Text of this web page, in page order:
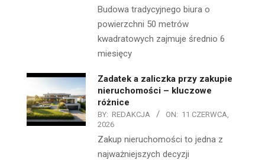
Budowa tradycyjnego biura o
powierzchni 50 metrów
kwadratowych zajmuje średnio 6
miesięcy
Zadatek a zaliczka przy zakupie
nieruchomości – kluczowe
różnice
BY: REDAKCJA ON: 11 CZERWCA,
2026
Zakup nieruchomości to jedna z
najważniejszych decyzji